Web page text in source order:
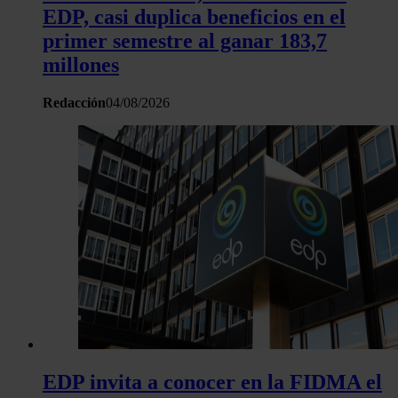
EDP, casi duplica beneficios en el
primer semestre al ganar 183,7
millones
Redacción04/08/2026
EDP invita a conocer en la FIDMA el